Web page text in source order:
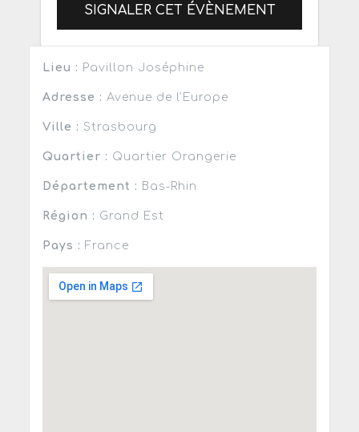
SIGNALER CET ÉVÈNEMENT
Lieu : Pavillon Joséphine
Adresse : Avenue de l’Europe
Ville : Strasbourg
Quartier : Quartier Orangerie
Département : Bas-Rhin
Région : Grand Est
Pays : France